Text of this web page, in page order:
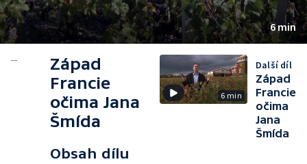
6 min
Západ
Francie
očima Jana
Šmída
Obsah dílu
6 min
Další díl
Západ
Francie
očima
Jana
Šmída